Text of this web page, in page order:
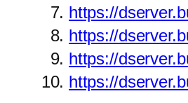
https://
https://
https://
https://